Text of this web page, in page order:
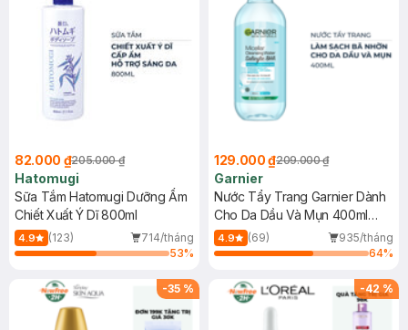
82.000 ₫205.000 ₫
Hatomugi
Sữa Tắm Hatomugi Dưỡng Ẩm
Chiết Xuất Ý Dĩ 800ml
4.9 (123)
714/tháng
53%
129.000 ₫209.000 ₫
Garnier
Nước Tẩy Trang Garnier Dành
Cho Da Dầu Và Mụn 400ml
(Mới)
4.9 (69)
935/tháng
64%
-35 % -42 %